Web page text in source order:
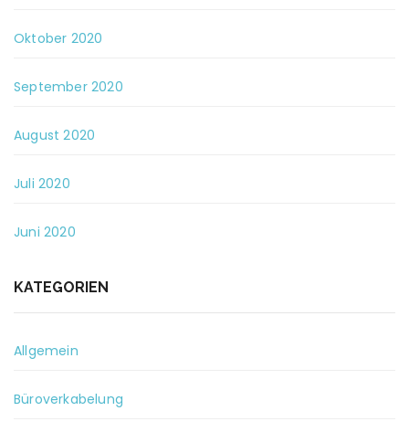
Oktober 2020
September 2020
August 2020
Juli 2020
Juni 2020
KATEGORIEN
Allgemein
Büroverkabelung